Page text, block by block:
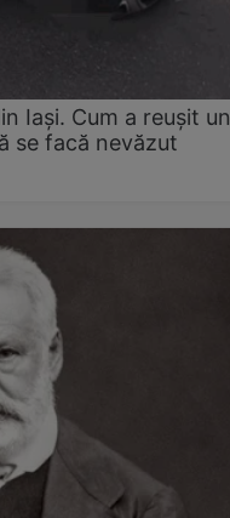
Iași. Cum a reușit un
se facă nevăzut